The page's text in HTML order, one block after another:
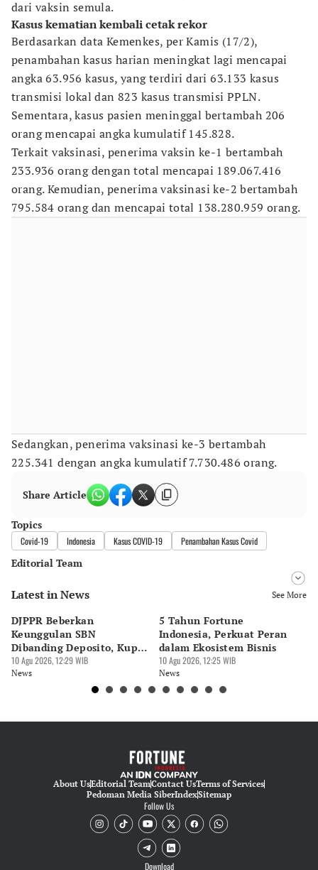
dari vaksin semula.
Kasus kematian kembali cetak rekor
Berdasarkan data Kemenkes, per Kamis (17/2),
penambahan kasus harian meningkat lagi mencapai
angka 63.956 kasus, yang terdiri dari 63.133 kasus
transmisi lokal dan 823 kasus transmisi PPLN.
Sementara, kasus pasien meninggal bertambah 206
orang mencapai angka kumulatif 145.828.
Terkait vaksinasi, penerima vaksin ke-1 bertambah
233.936 orang dengan total mencapai 189.067.416
orang. Kemudian, penerima vaksinasi ke-2 bertambah
795.584 orang dan mencapai total 138.280.959 orang.
Sedangkan, penerima vaksinasi ke-3 bertambah
225.341 dengan angka kumulatif 7.730.486 orang.
Share Article
Topics
Covid-19 Indonesia Kasus COVID-19 Penambahan Kasus Covid
Editorial Team
Editor
Editor
Ekarina .
Latest in News See More
DJPPR Beberkan
Keunggulan SBN
Dibanding Deposito, Kupon
7% Pajak 10%
10 Agu 2026, 12:29 WIB
News
5 Tahun Fortune
Indonesia, Perkuat Peran
dalam Ekosistem Bisnis
10 Agu 2026, 12:25 WIB
News
About UsEditorial TeamContact UsTerms of Services
Pedoman Media SiberIndexSitemap
Follow Us
Download